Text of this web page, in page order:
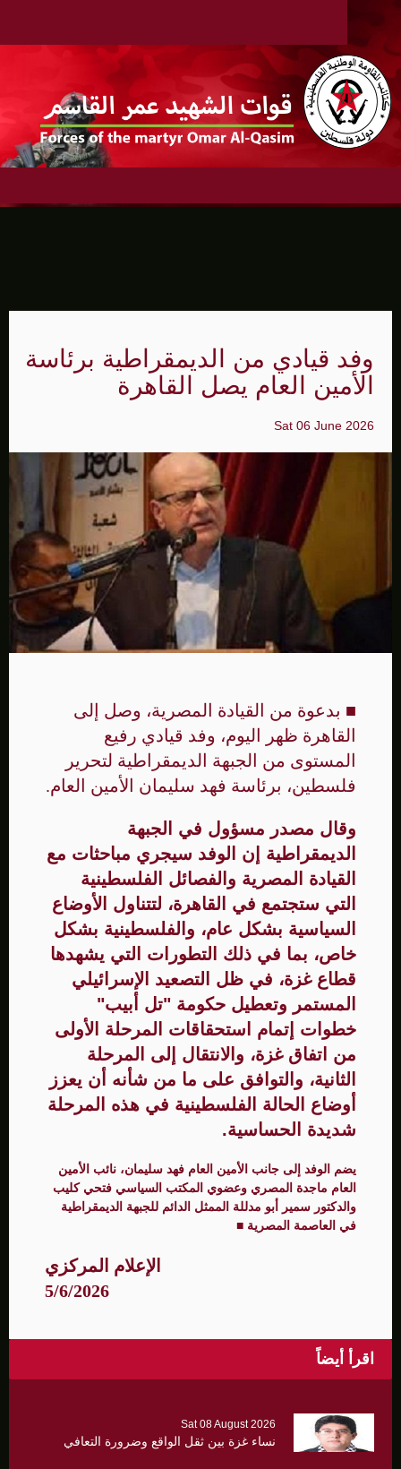
وفد قيادي من الديمقراطية برئاسة
الأمين العام يصل القاهرة
Sat 06 June 2026
■ بدعوة من القيادة المصرية، وصل إلى
القاهرة ظهر اليوم، وفد قيادي رفيع
المستوى من الجبهة الديمقراطية لتحرير
فلسطين، برئاسة فهد سليمان الأمين العام.
وقال مصدر مسؤول في الجبهة
الديمقراطية إن الوفد سيجري مباحثات مع
القيادة المصرية والفصائل الفلسطينية
التي ستجتمع في القاهرة، لتتناول الأوضاع
السياسية بشكل عام، والفلسطينية بشكل
خاص، بما في ذلك التطورات التي يشهدها
قطاع غزة، في ظل التصعيد الإسرائيلي
المستمر وتعطيل حكومة "تل أبيب"
خطوات إتمام استحقاقات المرحلة الأولى
من اتفاق غزة، والانتقال إلى المرحلة
الثانية، والتوافق على ما من شأنه أن يعزز
أوضاع الحالة الفلسطينية في هذه المرحلة
شديدة الحساسية.
يضم الوفد إلى جانب الأمين العام فهد سليمان، نائب الأمين
العام ماجدة المصري وعضوي المكتب السياسي فتحي كليب
والدكتور سمير أبو مدللة الممثل الدائم للجبهة الديمقراطية
في العاصمة المصرية ■
الإعلام المركزي
5/6/2026
اقرأ أيضاً
Sat 08 August 2026
نساء غزة بين ثقل الواقع وضرورة التعافي